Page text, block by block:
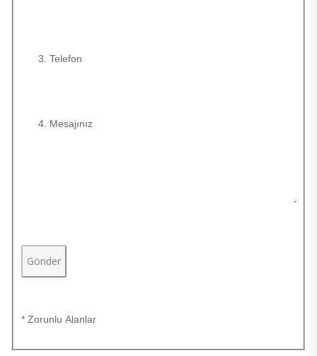
Telefon
Mesajınız
Gönder
* Zorunlu Alanlar